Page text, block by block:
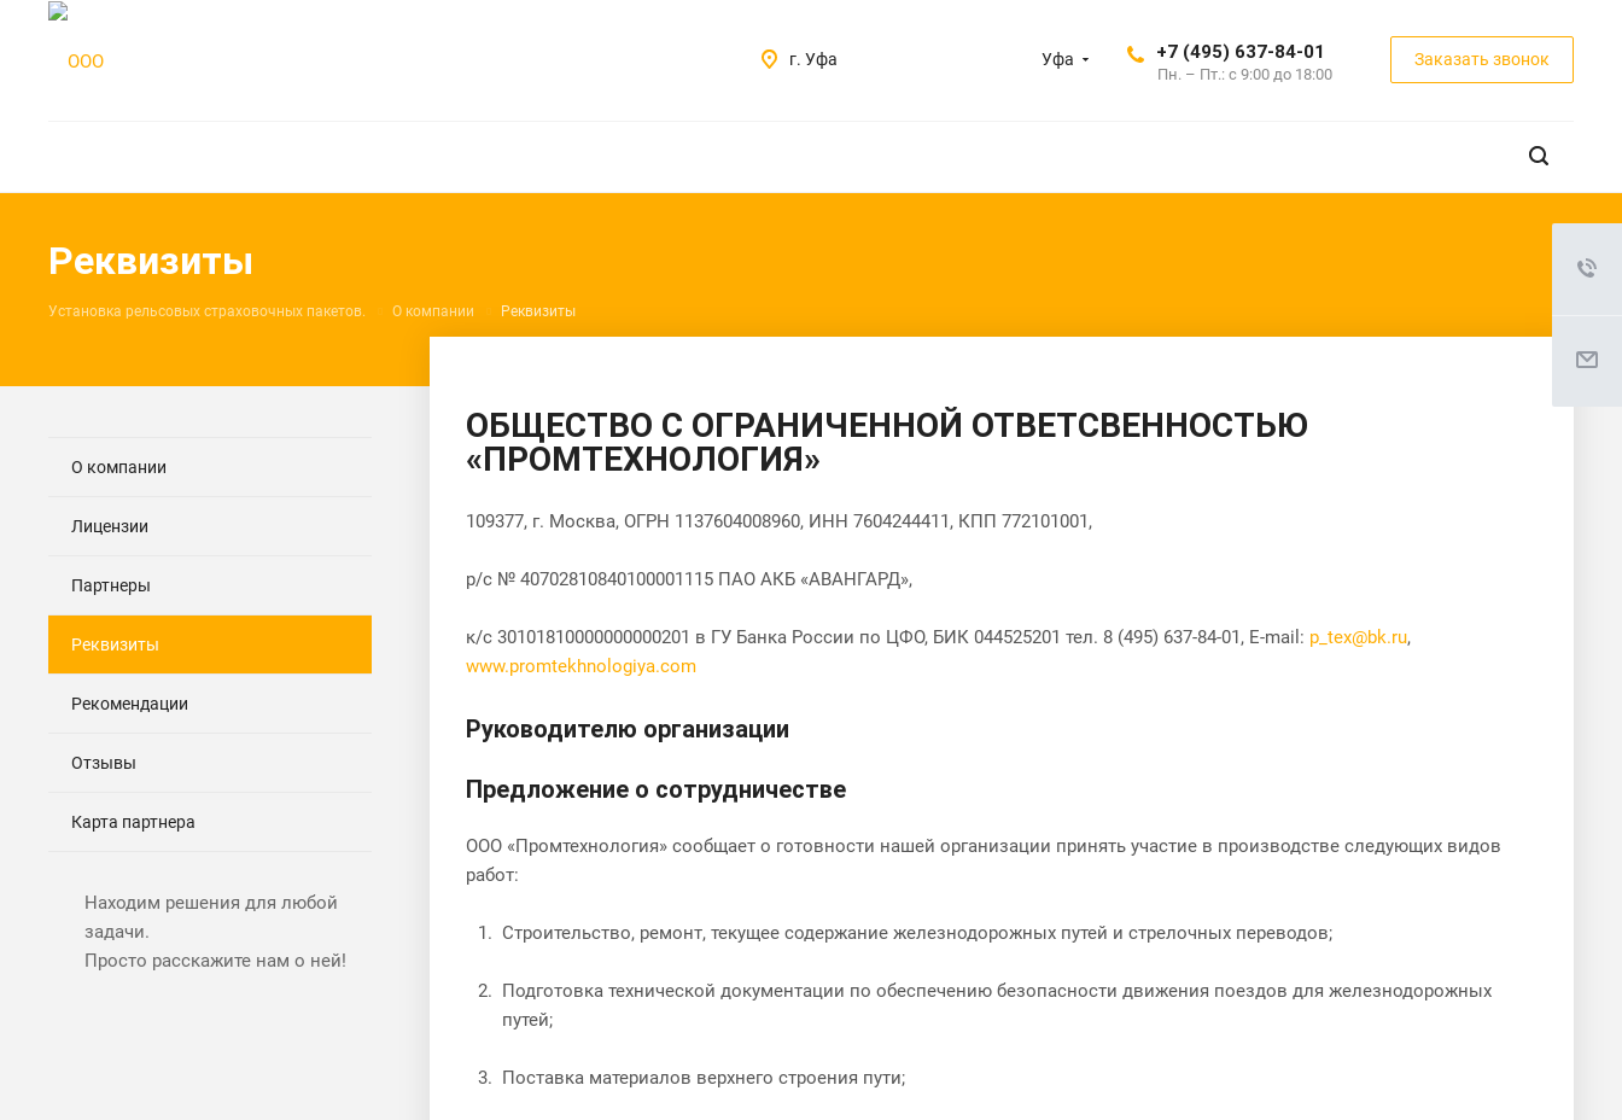
Уфа +7 (495) 637-84-01
Пн. – Пт.: с 9:00 до 18:00
Заказать звонок
г. Уфа
Реквизиты
Установка рельсовых страховочных пакетов. О компании Реквизиты
ОБЩЕСТВО С ОГРАНИЧЕННОЙ ОТВЕТСВЕННОСТЬЮ
«ПРОМТЕХНОЛОГИЯ»
109377, г. Москва, ОГРН 1137604008960, ИНН 7604244411, КПП 772101001,
р/с № 40702810840100001115 ПАО АКБ «АВАНГАРД»,
к/с 30101810000000000201 в ГУ Банка России по ЦФО, БИК 044525201 тел. 8 (495) 637-84-01, E-mail: p_tex@bk.ru,
www.promtekhnologiya.com
Руководителю организации
Предложение о сотрудничестве
ООО «Промтехнология» сообщает о готовности нашей организации принять участие в производстве следующих видов
работ:
Строительство, ремонт, текущее содержание железнодорожных путей и стрелочных переводов;
Подготовка технической документации по обеспечению безопасности движения поездов для железнодорожных
путей;
Поставка материалов верхнего строения пути;
О компании
Лицензии
Партнеры
Реквизиты
Рекомендации
Отзывы
Карта партнера
Находим решения для любой
задачи.
Просто расскажите нам о ней!